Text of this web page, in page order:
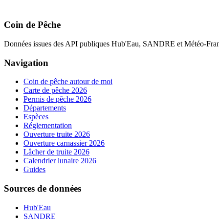
Coin de Pêche
Données issues des API publiques Hub'Eau, SANDRE et Météo-
Navigation
Coin de pêche autour de moi
Carte de pêche 2026
Permis de pêche 2026
Départements
Espèces
Réglementation
Ouverture truite 2026
Ouverture carnassier 2026
Lâcher de truite 2026
Calendrier lunaire 2026
Guides
Sources de données
Hub'Eau
SANDRE